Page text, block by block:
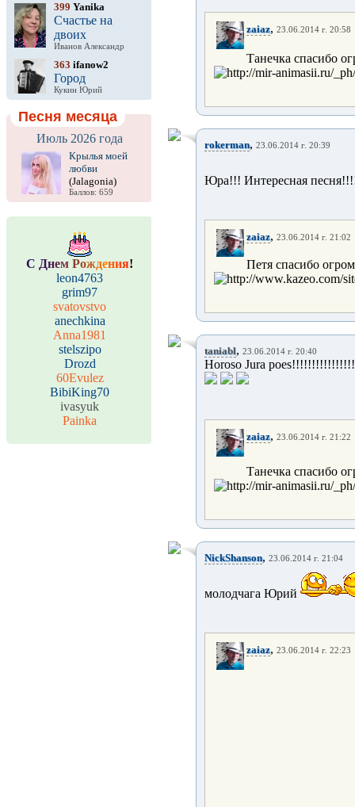
399 Yanika
Счастье на
двоих
Иванов Александр
363 ifanow2
Город
Кукин Юрий
Песня месяца
Июль 2026 года
Крылья моей
любви
(Jalagonia)
Баллов: 659
С Днем Рождения!
leon4763
grim97
svatovstvo
anechkina
Anna1981
stelszipo
Drozd
60Evulez
BibiKing70
ivasyuk
Painka
zaiaz, 23.06.2014 г. 20:58
Танечка спасибо
rokerman, 23.06.2014 г. 20:39
Юра!!! Интересная
zaiaz, 23.06.2014 г. 21:02
Петя спасибо
taniabl, 23.06.2014 г. 20:40
Horoso Jura
zaiaz, 23.06.2014 г. 21:22
Танечка спасибо
NickShanson, 23.06.2014 г. 21:04
молодчага Юрий
zaiaz, 23.06.2014 г. 22:23